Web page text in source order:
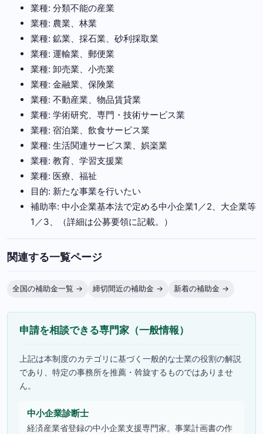
業種: 分類不能の産業
業種: 農業、林業
業種: 鉱業、採石業、砂利採取業
業種: 運輸業、郵便業
業種: 卸売業、小売業
業種: 金融業、保険業
業種: 不動産業、物品賃貸業
業種: 学術研究、専門・技術サービス業
業種: 宿泊業、飲食サービス業
業種: 生活関連サービス業、娯楽業
業種: 教育、学習支援業
業種: 医療、福祉
目的: 新たな事業を行いたい
補助率: 中小企業基本法で定める中小企業1／2、大企業等
1／3、（詳細は公募要領に記載。）
関連する一覧ページ
全国の補助金一覧 → 締切間近の補助金 → 新着の補助金 →
申請を相談できる専門家（一般情報）
上記は本制度のカテゴリに基づく一般的な士業の役割の解説
であり、特定の事務所を推薦・斡旋するものではありませ
ん。
中小企業診断士
経済産業省登録の中小企業支援専門家。事業計画書の作